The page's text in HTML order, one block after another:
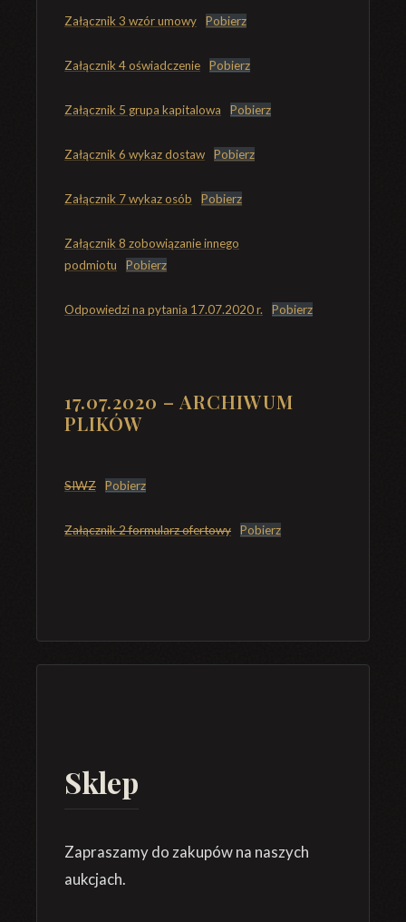
Załącznik 3 wzór umowy Pobierz
Załącznik 4 oświadczenie Pobierz
Załącznik 5 grupa kapitalowa Pobierz
Załącznik 6 wykaz dostaw Pobierz
Załącznik 7 wykaz osób Pobierz
Załącznik 8 zobowiązanie innego
podmiotu
Pobierz
Odpowiedzi na pytania 17.07.2020 r. Pobierz
17.07.2020 – ARCHIWUM
PLIKÓW
SIWZ Pobierz
Załącznik 2 formularz ofertowy Pobierz
Sklep
Zapraszamy do zakupów na naszych
aukcjach.